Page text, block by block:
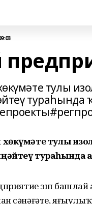
тулы
тураһында
хөкүмәте тулы
тураһында
эш
сәнәғәте,